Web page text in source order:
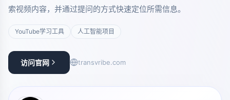
索视频内容，并通过提问的方式快速定位所需信息。
YouTube学习工具 人工智能项目
访问官网 transvribe.com